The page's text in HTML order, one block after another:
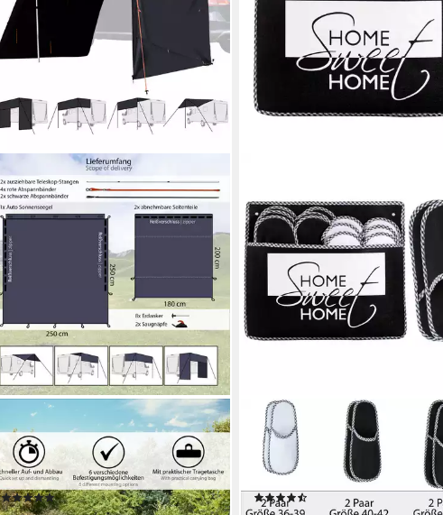
ONVAYA
Sonnensegel Auto-Sonnensegel,
Schutz vor Wind, Regen, Sonne, 6
Aufbauvarianten
(7)
ONVAYA
ABS Gästepantoffel Home Sweet
Home, 6er Set, Antirutsch,
Hausschuhe Pantoffel